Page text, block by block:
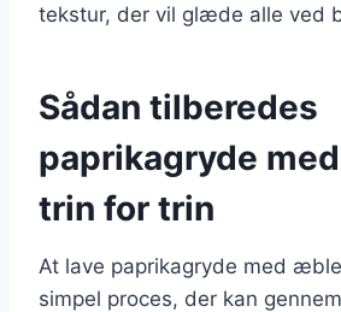
tekstur, der vil glæde alle ved
Sådan tilberedes
paprikagryde
trin for trin
At lave paprikagryde med
simpel proces, der kan